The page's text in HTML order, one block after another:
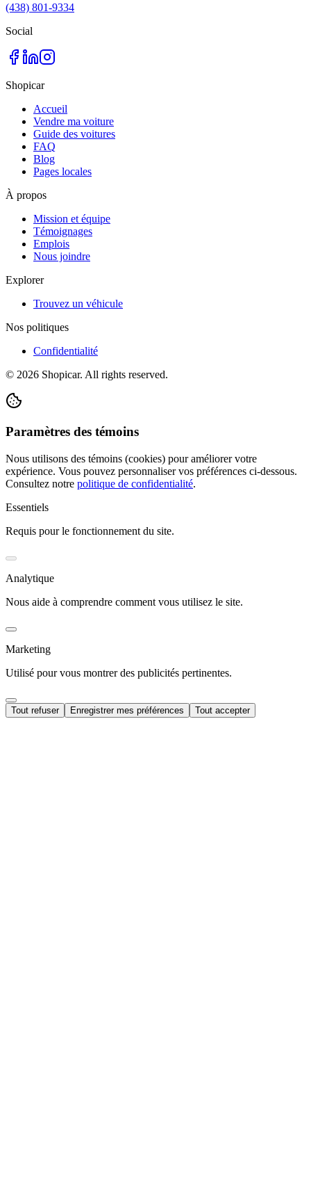
(438) 801-9334
Social
Shopicar
Accueil
Vendre ma voiture
Guide des voitures
FAQ
Blog
Pages locales
À propos
Mission et équipe
Témoignages
Emplois
Nous joindre
Explorer
Trouvez un véhicule
Nos politiques
Confidentialité
© 2026 Shopicar. All rights reserved.
Paramètres des témoins
Nous utilisons des témoins (cookies) pour améliorer votre
expérience. Vous pouvez personnaliser vos préférences ci-dessous.
Consultez notre politique de confidentialité.
Essentiels
Requis pour le fonctionnement du site.
Analytique
Nous aide à comprendre comment vous utilisez le site.
Marketing
Utilisé pour vous montrer des publicités pertinentes.
Tout refuser Enregistrer mes préférences Tout accepter